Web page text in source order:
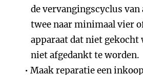
de vervangingscyclus van
twee naar minimaal vier
apparaat dat niet
niet afgedankt te worden.
Maak reparatie een